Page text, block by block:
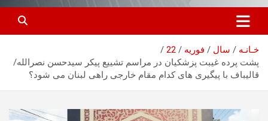
خـانـه سال فوریه
22
پشت پرده غیبت پزشکیان در مراسم تشییع پیکر سیدحسن نصرالله/
قالیباف با پیگیری های کدام مقام خارجی راهی لبنان می شود؟